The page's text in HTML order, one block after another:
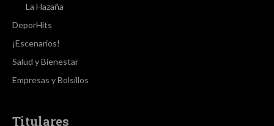
La Hazaña
DeporHits
¡Escenarios!
Salud y Bienestar
Empresas y Bolsillos
Titulares